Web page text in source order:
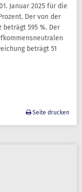
Januar 2025 für die
Der von der
595 %. Der
beträgt 51
Seite drucken